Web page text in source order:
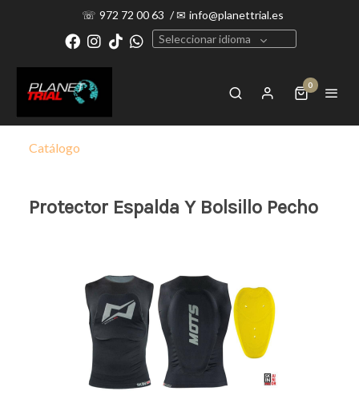
☏ 972 72 00 63 /✉ info@planettrial.es
Seleccionar idioma
0
Catálogo
Protector Espalda Y Bolsillo Pecho